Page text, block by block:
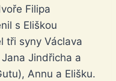
Filipa
s Eliškou
tři syny Václava
Jindřicha a
Annu a Elišku.